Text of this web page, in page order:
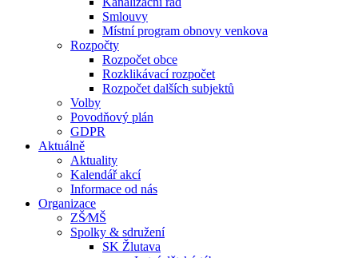
Smlouvy
Místní program obnovy venkova
Rozpočty
Rozpočet obce
Rozklikávací rozpočet
Rozpočet dalších subjektů
Volby
Povodňový plán
GDPR
Aktuálně
Aktuality
Kalendář akcí
Informace od nás
Organizace
ZŠ⁄MŠ
Spolky & sdružení
SK Žlutava